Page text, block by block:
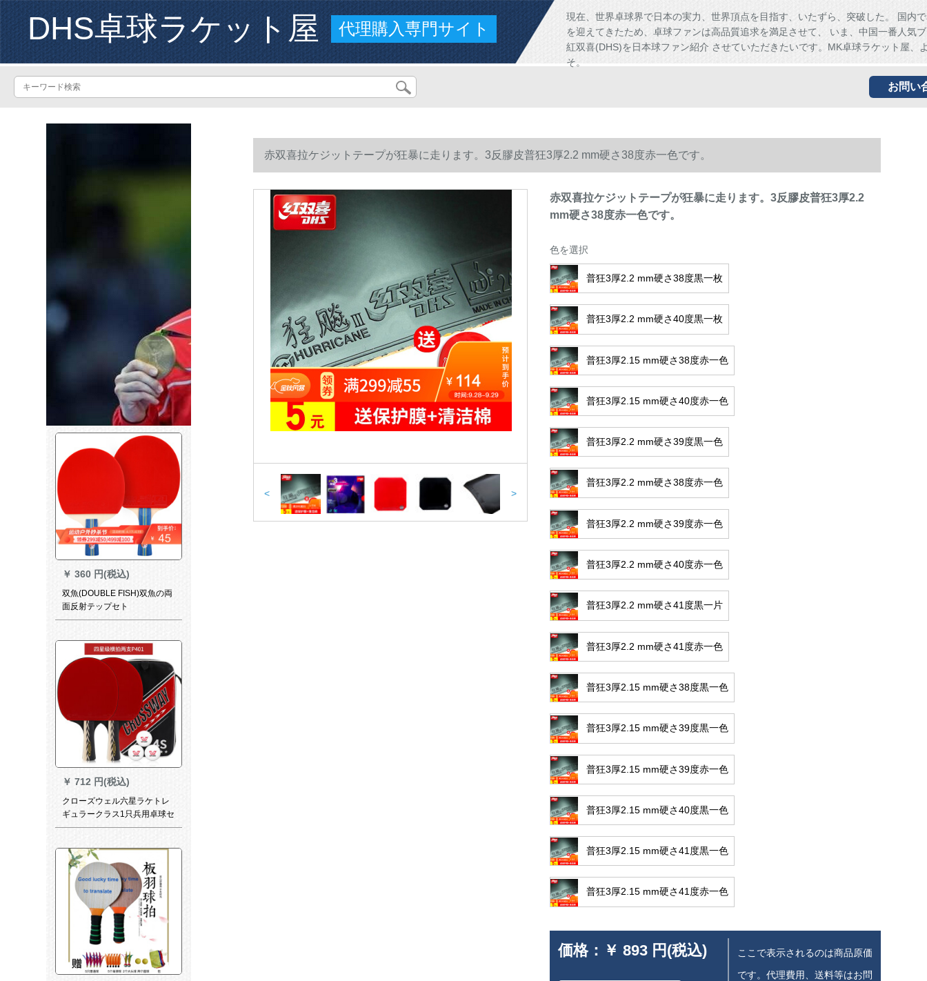
DHS卓球ラケット屋 代理購入専門サイト
現在、世界卓球界で日本の実力、世界頂点を目指す、いたずら、突破した。 国内
を迎えてきたため、卓球ファンは高品質追求を満足させて、 いま、中国一番人気
紅双喜(DHS)を日本球ファン紹介 させていただきたいです。MK卓球ラケット屋、
そ。
お問い
￥ 360 円(税込)
双魚(DOUBLE FISH)双魚の両
面反射テップセト
￥ 712 円(税込)
クローズウェル六星ラケトレ
ギュラークラス1只兵用卓球セ
ンス401 4星ラケト2本
赤双喜拉ケジットテープが狂暴に走ります。3反膠皮普狂3厚2.2 mm硬さ38度赤一色です。
< >
赤双喜拉ケジットテープが狂暴に走ります。3反膠皮普狂3厚2.2
mm硬さ38度赤一色です。
色を選択
普狂3厚2.2 mm硬さ38度黒一枚
普狂3厚2.2 mm硬さ40度黒一枚
普狂3厚2.15 mm硬さ38度赤一色
普狂3厚2.15 mm硬さ40度赤一色
普狂3厚2.2 mm硬さ39度黒一色
普狂3厚2.2 mm硬さ38度赤一色
普狂3厚2.2 mm硬さ39度赤一色
普狂3厚2.2 mm硬さ40度赤一色
普狂3厚2.2 mm硬さ41度黒一片
普狂3厚2.2 mm硬さ41度赤一色
普狂3厚2.15 mm硬さ38度黒一色
普狂3厚2.15 mm硬さ39度黒一色
普狂3厚2.15 mm硬さ39度赤一色
普狂3厚2.15 mm硬さ40度黒一色
普狂3厚2.15 mm硬さ41度黒一色
普狂3厚2.15 mm硬さ41度赤一色
価格： ￥ 893 円(税込)
ここで表示されるのは商品原価
です。代理費用、送料等はお問